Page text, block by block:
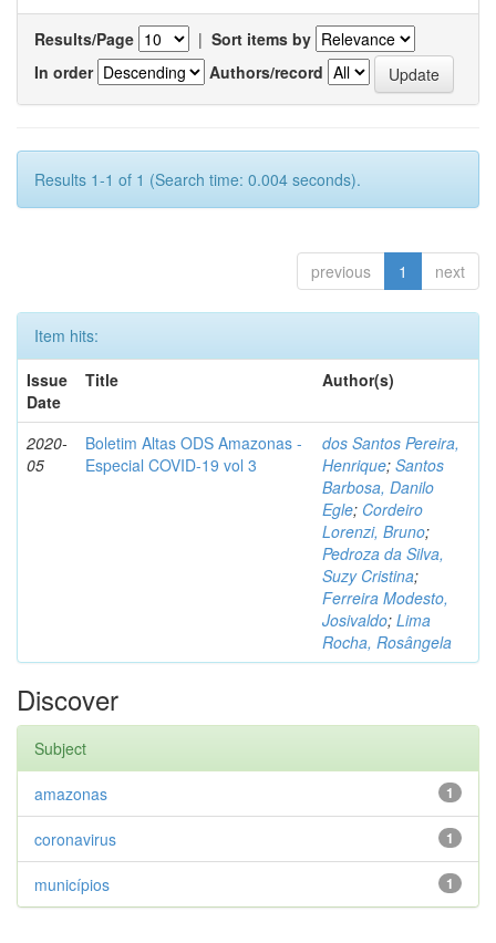
Results/Page | Sort items by
In order
Authors/record
Results 1-1 of 1 (Search time: 0.004 seconds).
previous 1 next
Item hits:
Issue
Date
Title Author(s)
2020-
05
Boletim Altas ODS Amazonas -
Especial COVID-19 vol 3
dos Santos Pereira,
Henrique; Santos
Barbosa, Danilo
Egle; Cordeiro
Lorenzi, Bruno;
Pedroza da Silva,
Suzy Cristina;
Ferreira Modesto,
Josivaldo; Lima
Rocha, Rosângela
Discover
Subject
1
amazonas
1
coronavirus
1
municípios